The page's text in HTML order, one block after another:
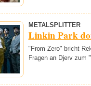
METALSPLITTER
Linkin Park
"From Zero" bricht
Fragen an Djerv zum